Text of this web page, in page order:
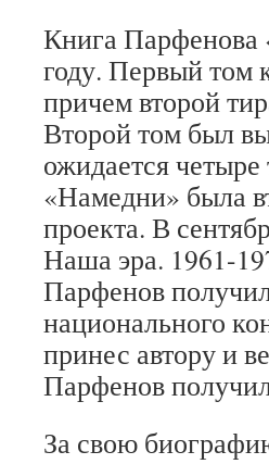
Книга Парфенова
году. Первый том
причем второй
Второй том был
ожидается
«Намедни» была
проекта. В
Наша эра. 1961-
Парфенов
национального
принес автору и
Парфенов
За свою